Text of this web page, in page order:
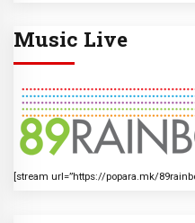
Music Live
[stream url=”https://popara.mk/